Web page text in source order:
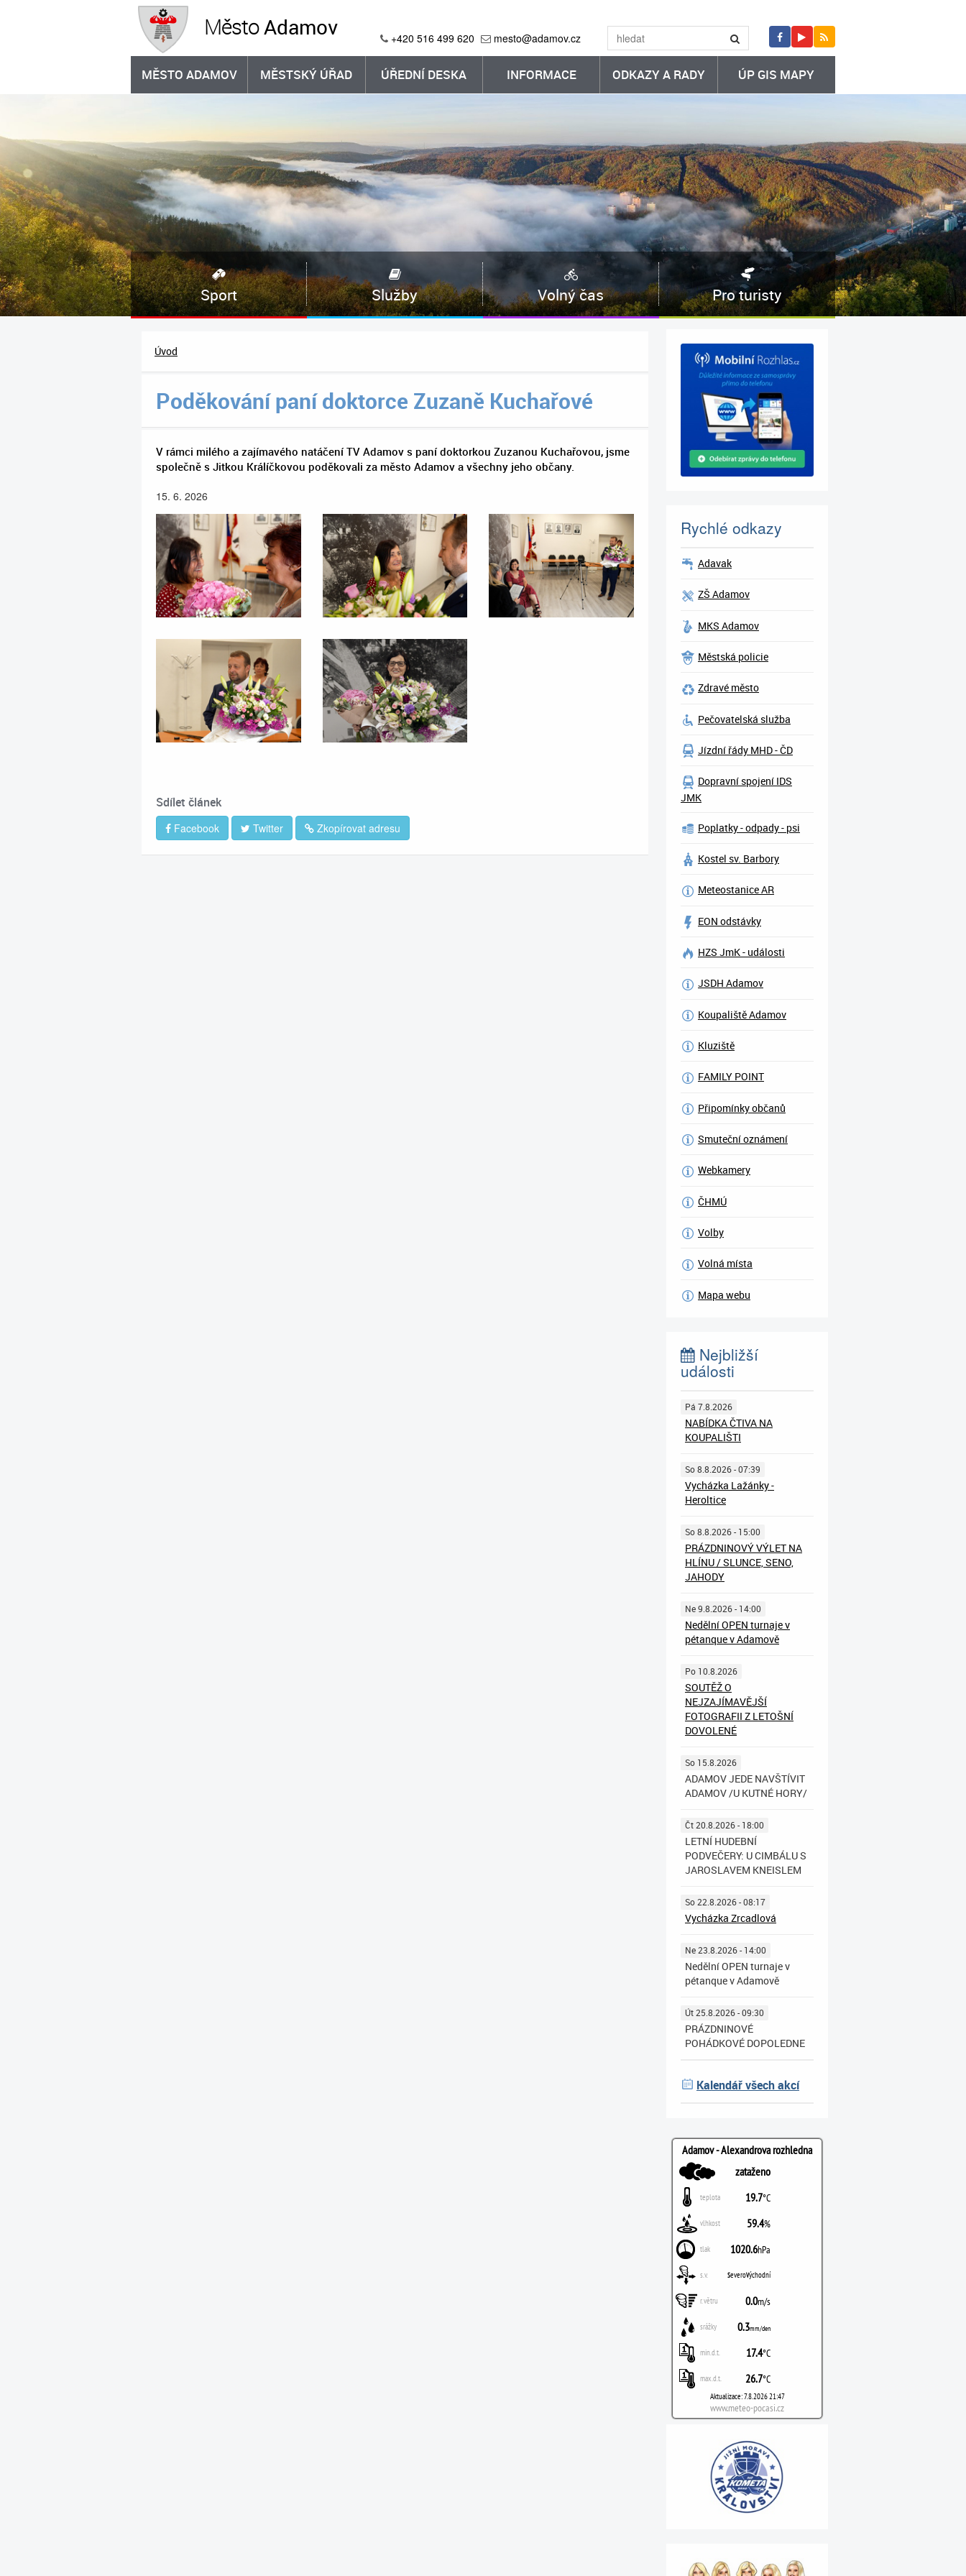
MěstoAdamov +420 516 499 620 mesto@adamov.cz
MĚSTO ADAMOV MĚSTSKÝ ÚŘAD ÚŘEDNÍ DESKA INFORMACE ODKAZY A RADY ÚP GIS MAPY
Sport Služby Volný čas Pro turisty
Úvod
Poděkování paní doktorce Zuzaně Kuchařové
V rámci milého a zajímavého natáčení TV Adamov s paní doktorkou Zuzanou Kuchařovou, jsme
společně s Jitkou Králíčkovou poděkovali za město Adamov a všechny jeho občany.
15. 6. 2026
Sdílet článek
Facebook Twitter Zkopírovat adresu
Rychlé odkazy
Adavak
ZŠ Adamov
MKS Adamov
Městská policie
Zdravé město
Pečovatelská služba
Jízdní řády MHD - ČD
Dopravní spojení IDS
JMK
Poplatky - odpady - psi
Kostel sv. Barbory
Meteostanice AR
EON odstávky
HZS JmK - události
JSDH Adamov
Koupaliště Adamov
Kluziště
FAMILY POINT
Připomínky občanů
Smuteční oznámení
Webkamery
ČHMÚ
Volby
Volná místa
Mapa webu
Nejbližší
události
Pá 7.8.2026
NABÍDKA ČTIVA NA
KOUPALIŠTI
So 8.8.2026 - 07:39
Vycházka Lažánky -
Heroltice
So 8.8.2026 - 15:00
PRÁZDNINOVÝ VÝLET NA
HLÍNU / SLUNCE, SENO,
JAHODY
Ne 9.8.2026 - 14:00
Nedělní OPEN turnaje v
pétanque v Adamově
Po 10.8.2026
SOUTĚŽ O
NEJZAJÍMAVĚJŠÍ
FOTOGRAFII Z LETOŠNÍ
DOVOLENÉ
So 15.8.2026
ADAMOV JEDE NAVŠTÍVIT
ADAMOV /U KUTNÉ HORY/
Čt 20.8.2026 - 18:00
LETNÍ HUDEBNÍ
PODVEČERY: U CIMBÁLU S
JAROSLAVEM KNEISLEM
So 22.8.2026 - 08:17
Vycházka Zrcadlová
Ne 23.8.2026 - 14:00
Nedělní OPEN turnaje v
pétanque v Adamově
Út 25.8.2026 - 09:30
PRÁZDNINOVÉ
POHÁDKOVÉ DOPOLEDNE
Kalendář všech akcí